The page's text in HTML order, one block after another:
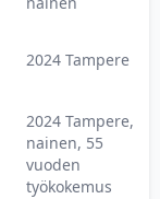
2024 Tampere
2024 Tampere,
nainen, 55
vuoden
työkokemus